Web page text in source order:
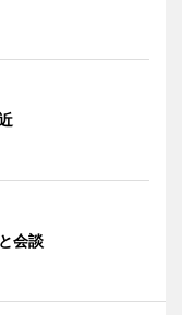
会談